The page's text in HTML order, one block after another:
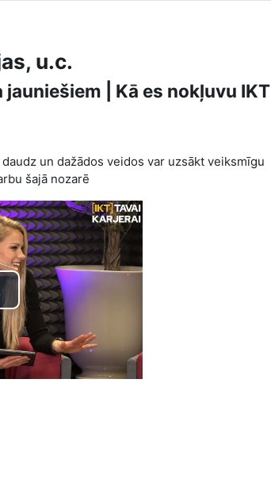
u.c.
jauniešiem | Kā es nokļuvu IKT
un dažādos veidos var uzsākt veiksmīgu
šajā nozarē